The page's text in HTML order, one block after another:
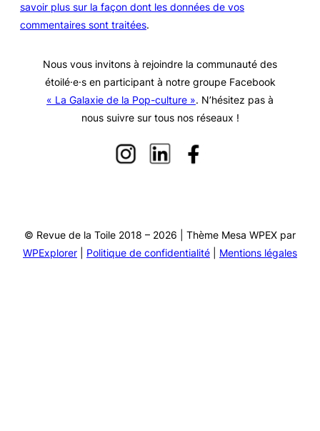
savoir plus sur la façon dont les données de vos
commentaires sont traitées.
Nous vous invitons à rejoindre la communauté des
étoilé·e·s en participant à notre groupe Facebook
« La Galaxie de la Pop-culture ». N’hésitez pas à
nous suivre sur tous nos réseaux !
© Revue de la Toile 2018 – 2026 | Thème Mesa WPEX par
WPExplorer
Politique de confidentialité Mentions légales